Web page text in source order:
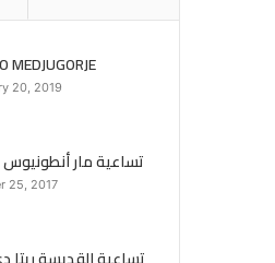
MEDJUGORJE
20, 2019
تساعية مار أنطونيوس
25, 2017